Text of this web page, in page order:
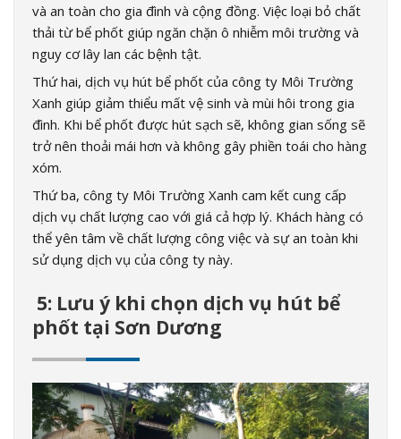
và an toàn cho gia đình và cộng đồng. Việc loại bỏ chất
thải từ bể phốt giúp ngăn chặn ô nhiễm môi trường và
nguy cơ lây lan các bệnh tật.
Thứ hai, dịch vụ hút bể phốt của công ty Môi Trường
Xanh giúp giảm thiểu mất vệ sinh và mùi hôi trong gia
đình. Khi bể phốt được hút sạch sẽ, không gian sống sẽ
trở nên thoải mái hơn và không gây phiền toái cho hàng
xóm.
Thứ ba, công ty Môi Trường Xanh cam kết cung cấp
dịch vụ chất lượng cao với giá cả hợp lý. Khách hàng có
thể yên tâm về chất lượng công việc và sự an toàn khi
sử dụng dịch vụ của công ty này.
5: Lưu ý khi chọn dịch vụ hút bể
phốt tại Sơn Dương